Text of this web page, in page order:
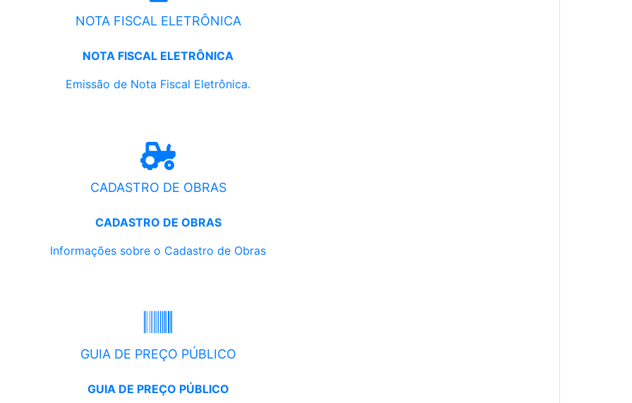
NOTA FISCAL ELETRÔNICA
NOTA FISCAL ELETRÔNICA
Emissão de Nota Fiscal Eletrônica.
CADASTRO DE OBRAS
CADASTRO DE OBRAS
Informações sobre o Cadastro de Obras
GUIA DE PREÇO PÚBLICO
GUIA DE PREÇO PÚBLICO